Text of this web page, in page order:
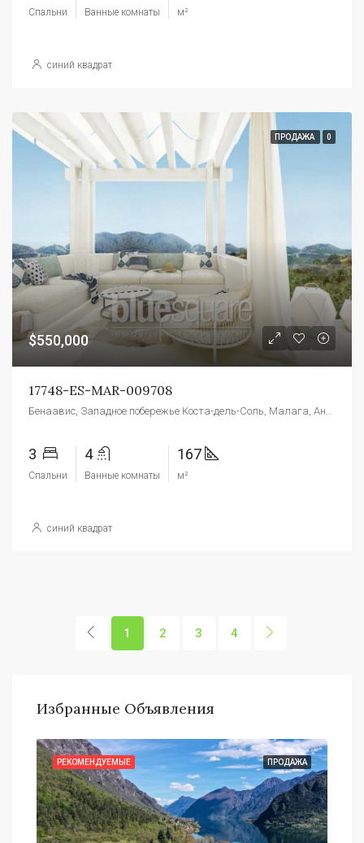
Спальни Ванные комнаты м²
синий квадрат
ПРОДАЖА 0
$550,000
17748-ES-MAR-009708
Бенаавис, Западное побережье Коста-дель-Соль, Малага, Андалусия, 29679, Испания
3
Спальни
4
Ванные комнаты
167
м²
синий квадрат
1 2 3 4
Избранные Объявления
ПРОДАЖА
РЕКОМЕНДУЕМЫЕ